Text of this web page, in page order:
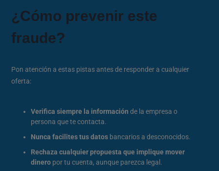
¿Cómo prevenir este
fraude?
Pon atención a estas pistas antes de responder a cualquier
oferta:
Verifica siempre la informaciónde la empresa o
persona que te contacta.
Nunca facilites tus datos bancarios a desconocidos.
Rechaza cualquier propuesta que implique mover
dinero por tu cuenta, aunque parezca legal.